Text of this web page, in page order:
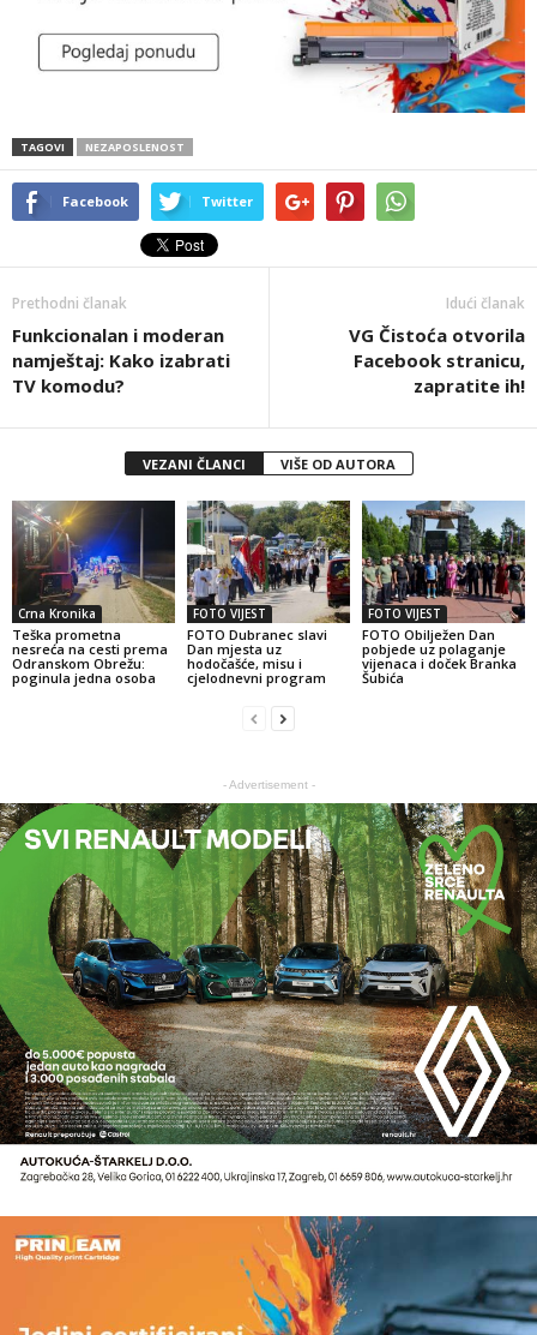
TAGOVI NEZAPOSLENOST
Facebook Twitter
Prethodni članak
Funkcionalan i moderan
namještaj: Kako izabrati
TV komodu?
Idući članak
VG Čistoća otvorila
Facebook stranicu,
zapratite ih!
VEZANI ČLANCI VIŠE OD AUTORA
Crna Kronika
Teška prometna
nesreća na cesti prema
Odranskom Obrežu:
poginula jedna osoba
FOTO VIJEST
FOTO Dubranec slavi
Dan mjesta uz
hodočašće, misu i
cjelodnevni program
FOTO VIJEST
FOTO Obilježen Dan
pobjede uz polaganje
vijenaca i doček Branka
Šubića
- Advertisement -